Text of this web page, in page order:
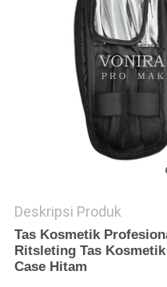
Deskripsi Produk
Tas Kosmetik
Ritsleting Tas
Case Hitam